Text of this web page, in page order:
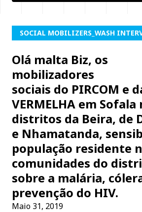
SOCIAL MOBILIZERS_WASH
Olá malta Biz, os
mobilizadores
sociais do PIRCOM e
VERMELHA em Sofala
distritos da Beira, de
e Nhamatanda,
população residente
comunidades do
sobre a malária,
prevenção do HIV.
Maio 31, 2019